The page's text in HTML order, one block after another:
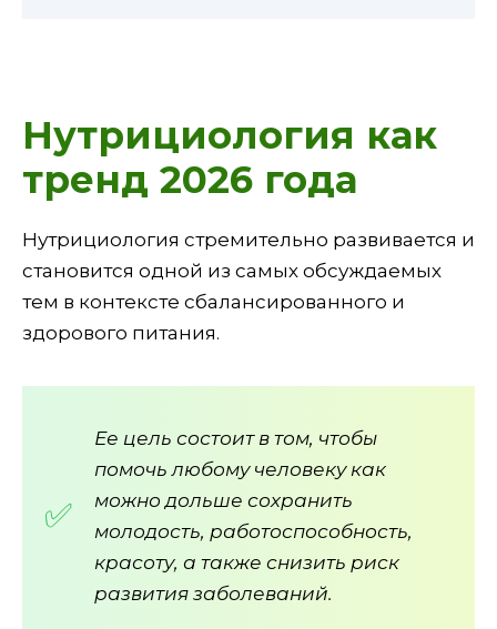
Нутрициология как
тренд 2026 года
Нутрициология стремительно развивается и
становится одной из самых обсуждаемых
тем в контексте сбалансированного и
здорового питания.
Ее цель состоит в том, чтобы
помочь любому человеку как
можно дольше сохранить
молодость, работоспособность,
красоту, а также снизить риск
развития заболеваний.